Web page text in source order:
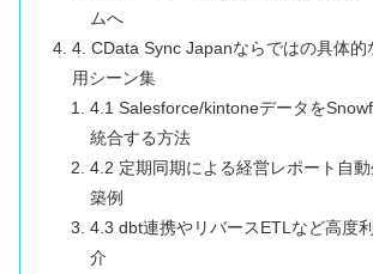
ムへ
4. CData Sync Japanならではの具体的
用シーン集
4.1 Salesforce/kintoneデータを
統合する方法
4.2 定期同期による経営レポート自
築例
4.3 dbt連携やリバースETLなど高度
介